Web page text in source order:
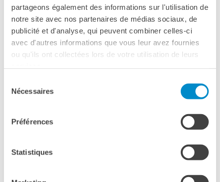
partageons également des informations sur l'utilisation de
notre site avec nos partenaires de médias sociaux, de
publicité et d'analyse, qui peuvent combiner celles-ci
avec d'autres informations que vous leur avez fournies
ou qu'ils ont collectées lors de votre utilisation de leurs
Nécessaires
Préférences
Statistiques
Età consigliata: dagli 8 anni
VERSIONE ORIGINALE SENZA PAROLE
Pleaseaccept marketing-cookies to watch this video.